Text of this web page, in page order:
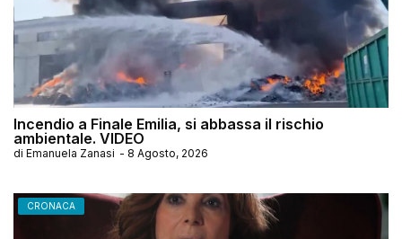
Incendio a Finale Emilia, si abbassa il rischio
ambientale. VIDEO
di Emanuela Zanasi - 8 Agosto, 2026
CRONACA